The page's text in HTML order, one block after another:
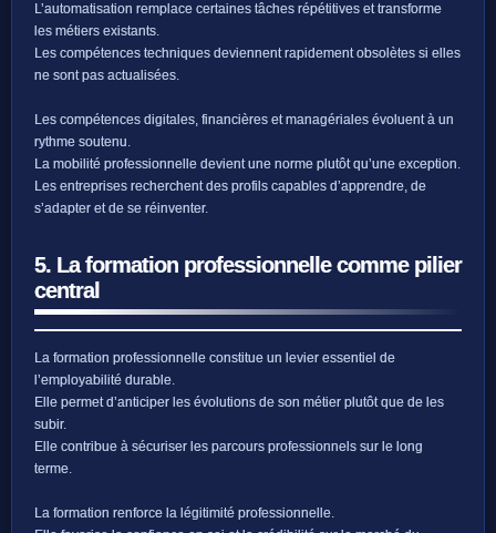
L’automatisation remplace certaines tâches répétitives et transforme
les métiers existants.
Les compétences techniques deviennent rapidement obsolètes si elles
ne sont pas actualisées.
Les compétences digitales, financières et managériales évoluent à un
rythme soutenu.
La mobilité professionnelle devient une norme plutôt qu’une exception.
Les entreprises recherchent des profils capables d’apprendre, de
s’adapter et de se réinventer.
5. La formation professionnelle comme pilier
central
La formation professionnelle constitue un levier essentiel de
l’employabilité durable.
Elle permet d’anticiper les évolutions de son métier plutôt que de les
subir.
Elle contribue à sécuriser les parcours professionnels sur le long
terme.
La formation renforce la légitimité professionnelle.